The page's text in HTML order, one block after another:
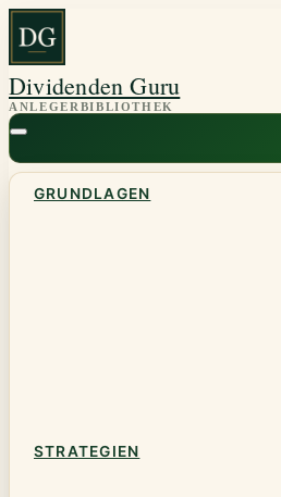
Zum
Inhalt
springen
Dividenden Guru
GRUNDLAGEN
STRATEGIEN